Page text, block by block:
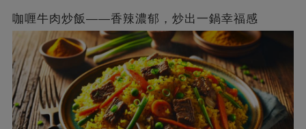
咖喱牛肉炒飯——香辣濃郁，炒出一鍋幸福感